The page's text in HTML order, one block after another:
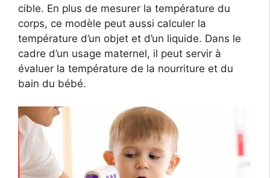
cible. En plus de mesurer la température du
corps, ce modèle peut aussi calculer la
température d’un objet et d’un liquide. Dans le
cadre d’un usage maternel, il peut servir à
évaluer la température de la nourriture et du
bain du bébé.